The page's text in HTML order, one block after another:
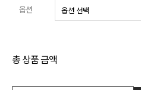
옵션
총 상품 금액